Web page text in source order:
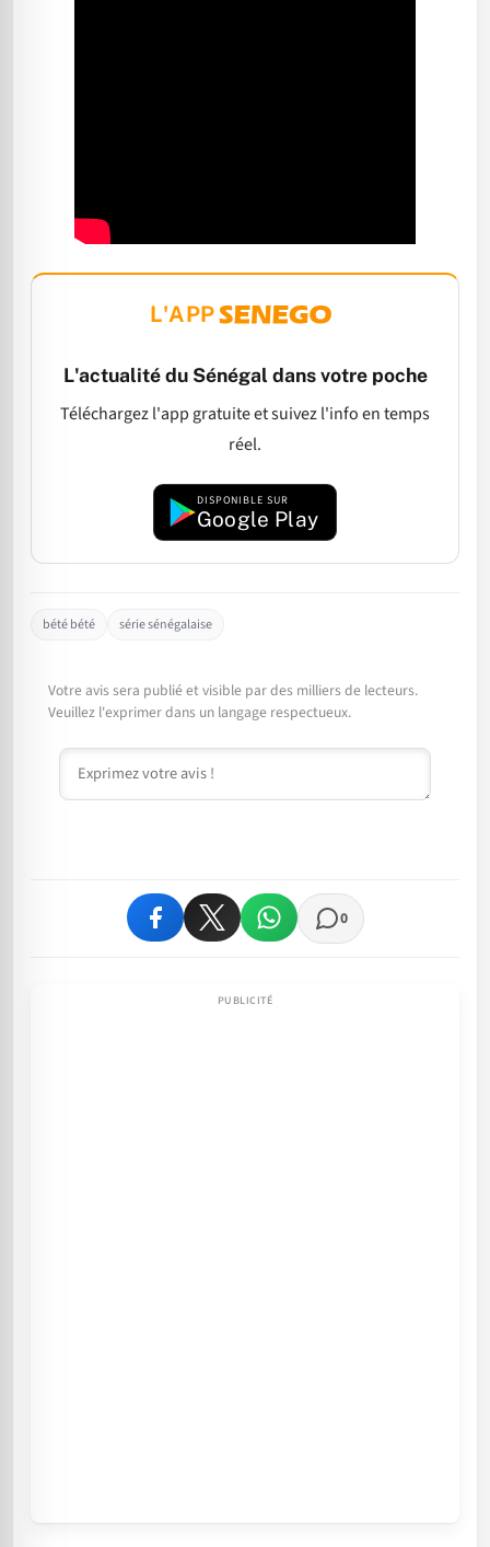
L'APP
L'actualité du Sénégal dans votre poche
Téléchargez l'app gratuite et suivez l'info en temps
réel.
DISPONIBLE SUR
Google Play
bété bété série sénégalaise
Votre avis sera publié et visible par des milliers de lecteurs.
Veuillez l'exprimer dans un langage respectueux.
Commentaire
0